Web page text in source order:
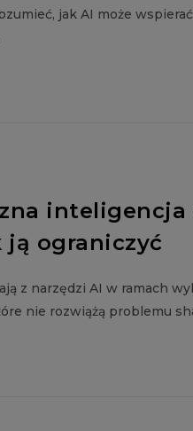
jak AI może
ją ograniczyć
z narzędzi AI w ramach
nie rozwiążą problemu